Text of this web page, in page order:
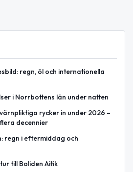
regn, öl och internationella
i Norrbottens län under natten
rycker in under 2026 –
decennier
regn i eftermiddag och
till Boliden Aitik